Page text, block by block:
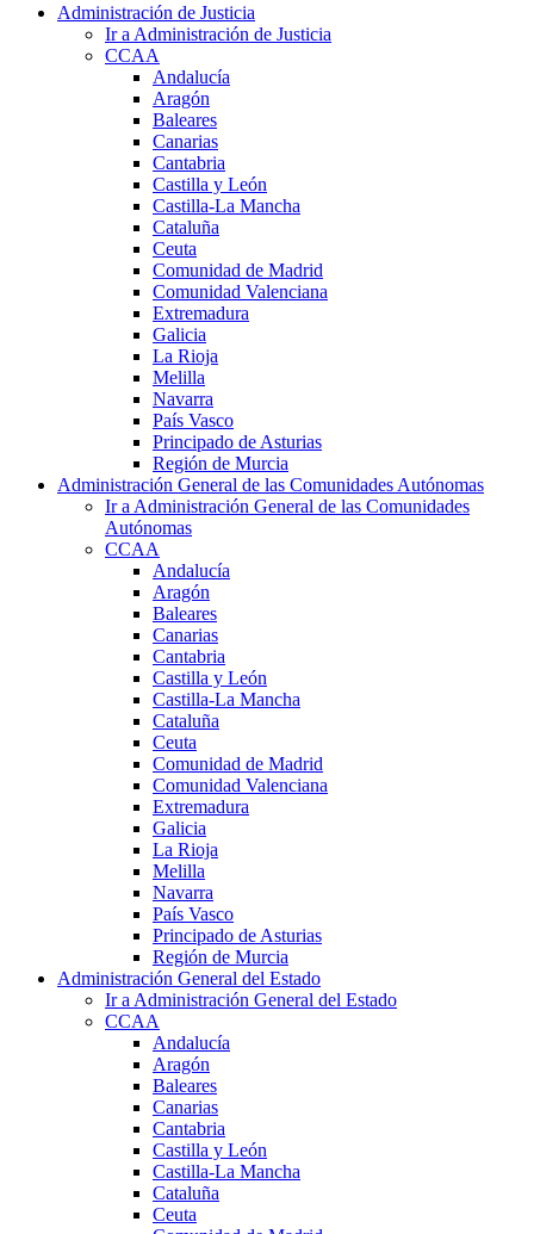
Administración de Justicia
Ir a Administración de Justicia
CCAA
Andalucía
Aragón
Baleares
Canarias
Cantabria
Castilla y León
Castilla-La Mancha
Cataluña
Ceuta
Comunidad de Madrid
Comunidad Valenciana
Extremadura
Galicia
La Rioja
Melilla
Navarra
País Vasco
Principado de Asturias
Región de Murcia
Administración General de las Comunidades Autónomas
Ir a Administración General de las Comunidades
Autónomas
CCAA
Andalucía
Aragón
Baleares
Canarias
Cantabria
Castilla y León
Castilla-La Mancha
Cataluña
Ceuta
Comunidad de Madrid
Comunidad Valenciana
Extremadura
Galicia
La Rioja
Melilla
Navarra
País Vasco
Principado de Asturias
Región de Murcia
Administración General del Estado
Ir a Administración General del Estado
CCAA
Andalucía
Aragón
Baleares
Canarias
Cantabria
Castilla y León
Castilla-La Mancha
Cataluña
Ceuta